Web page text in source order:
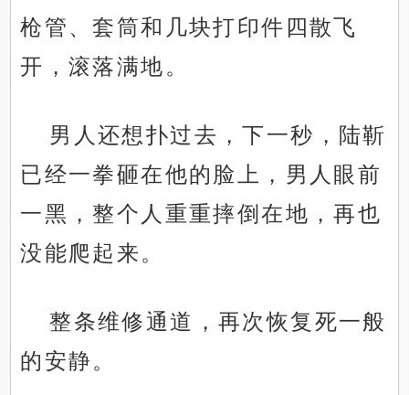
枪管、套筒和几块打印件四散飞
开，滚落满地。
男人还想扑过去，下一秒，陆靳
已经一拳砸在他的脸上，男人眼前
一黑，整个人重重摔倒在地，再也
没能爬起来。
整条维修通道，再次恢复死一般
的安静。